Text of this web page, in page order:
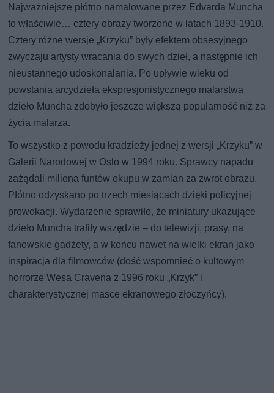
Najważniejsze płótno namalowane przez Edvarda Muncha
to właściwie… cztery obrazy tworzone w latach 1893-1910.
Cztery różne wersje „Krzyku” były efektem obsesyjnego
zwyczaju artysty wracania do swych dzieł, a następnie ich
nieustannego udoskonalania. Po upływie wieku od
powstania arcydzieła ekspresjonistycznego malarstwa
dzieło Muncha zdobyło jeszcze większą popularność niż za
życia malarza.
To wszystko z powodu kradzieży jednej z wersji „Krzyku” w
Galerii Narodowej w Oslo w 1994 roku. Sprawcy napadu
zażądali miliona funtów okupu w zamian za zwrot obrazu.
Płótno odzyskano po trzech miesiącach dzięki policyjnej
prowokacji. Wydarzenie sprawiło, że miniatury ukazujące
dzieło Muncha trafiły wszędzie – do telewizji, prasy, na
fanowskie gadżety, a w końcu nawet na wielki ekran jako
inspiracja dla filmowców (dość wspomnieć o kultowym
horrorze Wesa Cravena z 1996 roku „Krzyk” i
charakterystycznej masce ekranowego złoczyńcy).